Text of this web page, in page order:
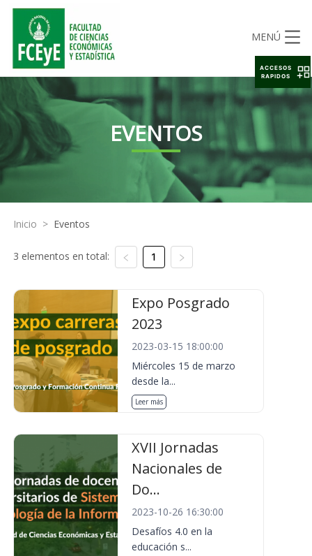
MENÚ
EVENTOS
Inicio > Eventos
3 elementos en total: 1
Expo Posgrado
2023
2023-03-15 18:00:00
Miércoles 15 de marzo
desde la...
Leer más
XVII Jornadas
Nacionales de
Do...
2023-10-26 16:30:00
Desafíos 4.0 en la
educación s...
ACCESOS
RAPIDOS